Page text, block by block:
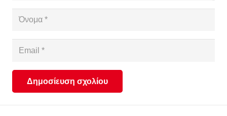
Δημοσίευση σχολίου